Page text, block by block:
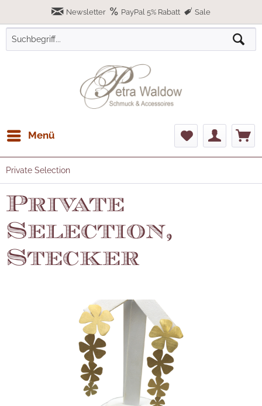
Newsletter PayPal 5% Rabatt Sale
Menü
Private Selection
Private
Selection,
Stecker